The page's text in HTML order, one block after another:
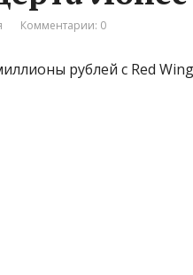
Комментарии: 0
рублей с Red